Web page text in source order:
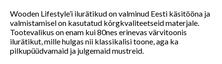
Wooden Lifestyle’i ilurätikud on valminud Eesti käsitööna ja
valmistamisel on kasutatud kõrgkvaliteetseid materjale.
Tootevalikus on enam kui 80nes erinevas värvitoonis
ilurätikut, mille hulgas nii klassikalisi toone, aga ka
pilkupüüdvamaid ja julgemaid mustreid.